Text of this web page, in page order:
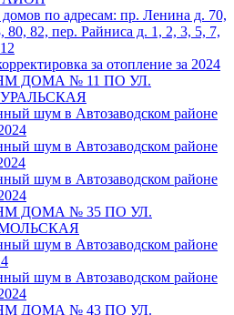
по адресам: пр. Ленина д. 70,
80, 82, пер. Райниса д. 1, 2, 3, 5, 7,
за отопление за 2024
ДОМА № 11 ПО УЛ.
шум в Автозаводском районе
шум в Автозаводском районе
шум в Автозаводском районе
ДОМА № 35 ПО УЛ.
шум в Автозаводском районе
шум в Автозаводском районе
ДОМА № 43 ПО УЛ.